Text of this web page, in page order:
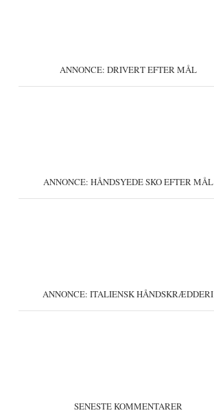
ANNONCE: DRIVERT EFTER MÅL
ANNONCE: HÅNDSYEDE SKO EFTER MÅL
ANNONCE: ITALIENSK HÅNDSKRÆDDERI
SENESTE KOMMENTARER